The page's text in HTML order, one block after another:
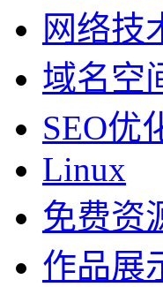
网络技
域名空
SEO优
Linux
免费资
作品展